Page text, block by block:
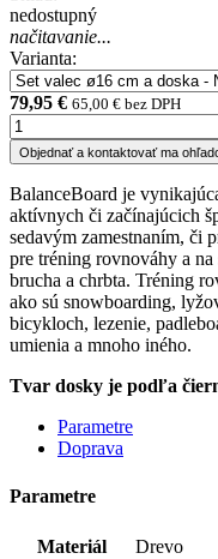
nedostupný
načitavanie...
Varianta:
79,95 € 65,00 € bez DPH
Objednať a kontaktovať ma
BalanceBoard je
aktívnych či začínajúcich
sedavým zamestnaním, či
pre tréning rovnováhy a
brucha a chrbta. Tréning
ako sú snowboarding,
bicykloch, lezenie,
umienia a mnoho iného.
Tvar dosky je podľa
Parametre
Doprava
Parametre
Materiál
Drevo